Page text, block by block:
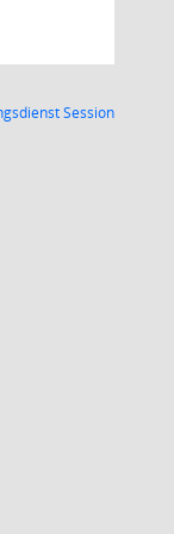
Session(Wird in